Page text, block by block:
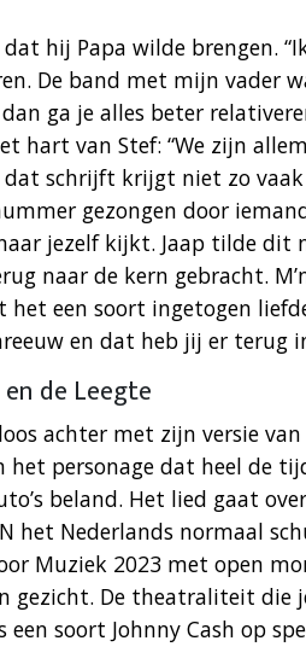
dat hij Papa wilde brengen.
De band met mijn vader
ga je alles beter
hart van Stef: “We zijn
schrijft krijgt niet zo
gezongen door
jezelf kijkt. Jaap tilde dit
naar de kern gebracht.
een soort ingetogen
en dat heb jij er terug
de Leegte
achter met zijn versie
het personage dat heel de
beland. Het lied gaat
het Nederlands normaal
Muziek 2023 met open
De theatraliteit die
soort Johnny Cash op